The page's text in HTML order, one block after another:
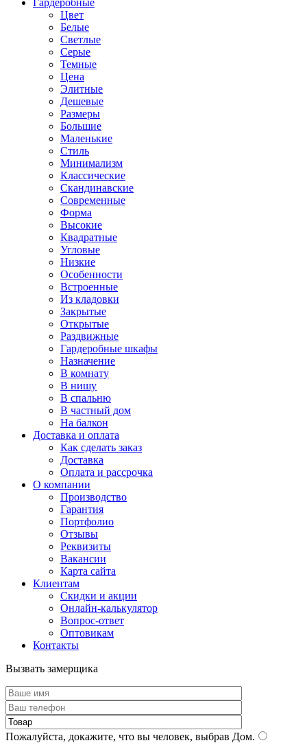
Гардеробные
Цвет
Белые
Светлые
Серые
Темные
Цена
Элитные
Дешевые
Размеры
Большие
Маленькие
Стиль
Минимализм
Классические
Скандинавские
Современные
Форма
Высокие
Квадратные
Угловые
Низкие
Особенности
Встроенные
Из кладовки
Закрытые
Открытые
Раздвижные
Гардеробные шкафы
Назначение
В комнату
В нишу
В спальню
В частный дом
На балкон
Доставка и оплата
Как сделать заказ
Доставка
Оплата и рассрочка
О компании
Производство
Гарантия
Портфолио
Отзывы
Реквизиты
Вакансии
Карта сайта
Клиентам
Скидки и акции
Онлайн-калькулятор
Вопрос-ответ
Оптовикам
Контакты
Вызвать замерщика
Пожалуйста, докажите, что вы человек, выбрав Дом.